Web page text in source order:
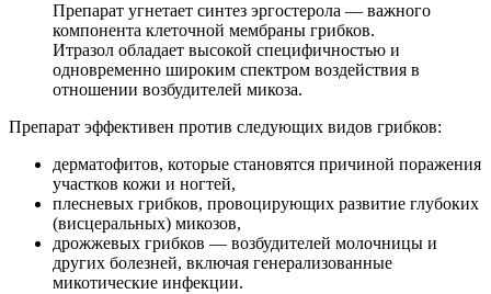
Препарат угнетает синтез эргостерола — важного
компонента клеточной мембраны грибков.
Итразол обладает высокой специфичностью и
одновременно широким спектром воздействия в
отношении возбудителей микоза.
Препарат эффективен против следующих видов грибков:
дерматофитов, которые становятся причиной поражения
участков кожи и ногтей,
плесневых грибков, провоцирующих развитие глубоких
(висцеральных) микозов,
дрожжевых грибков — возбудителей молочницы и
других болезней, включая генерализованные
микотические инфекции.